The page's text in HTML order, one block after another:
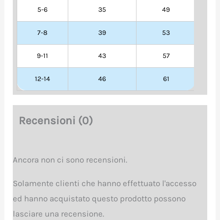
5-6 35 49
7-8 39 53
9-11 43 57
12-14 46 61
Recensioni (0)
Ancora non ci sono recensioni.
Solamente clienti che hanno effettuato l'accesso
ed hanno acquistato questo prodotto possono
lasciare una recensione.